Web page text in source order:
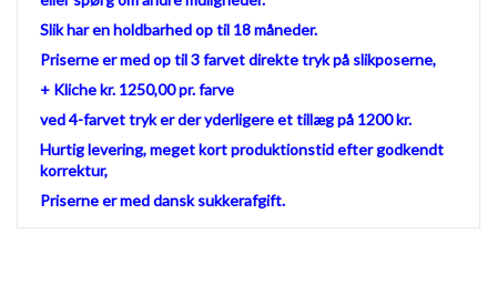
Slik har en holdbarhed op til 18 måneder.
Priserne er med op til 3 farvet direkte tryk på slikposerne,
+ Kliche kr. 1250,00 pr. farve
ved 4-farvet tryk er der yderligere et tillæg på 1200 kr.
Hurtig levering, meget kort produktionstid efter godkendt
korrektur,
Priserne er med dansk sukkerafgift.